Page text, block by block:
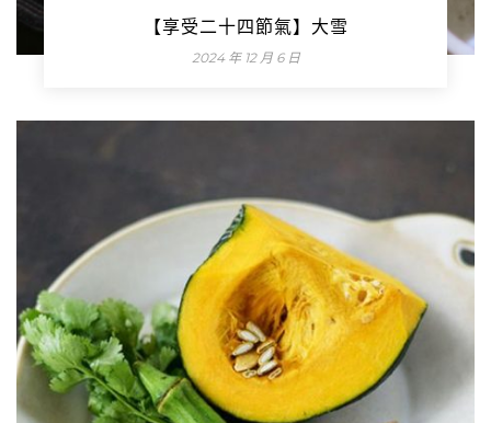
【享受二十四節氣】大雪
2024 年 12 月 6 日